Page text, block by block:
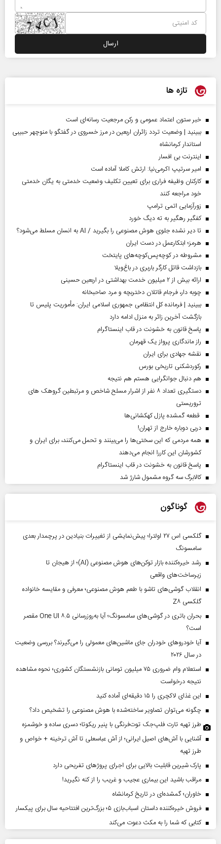
تازه ها
خبر ستون اعتماد عمومی و رکن مرجعیت رسانه‌ای است
ببینید | وضعیت تردد زائران اربعین در مرز خسروی در گفتگو با منوچهر حبیبی
استاندار کرمانشاه
اینترنت بی افسار
امیر سرتیپ اکرمی‌نیا: ارتش کاملا آماده است
کارکنان وظیفه فراری برای تعیین تکلیف وضعیت خدمتی به یگان خدمتی
خود مراجعه کنند
زورآزمایی اتمی ترامپ
کفگیر رهگیر به ته دیگ خورد
تا دیر نشده جلوی هوش مصنوعی را بگیرید / AI به انسان مسلط می‌شود؟
هرمز؛ ابتکارعمل در دست ایران
مشروطه در کوچه‌پس‌کوچه‌های پایتخت
بازداشت قاتل کارگر باربری در باغ‌ویلا
ارائه بیش از ۲ میلیون خدمت بهداشتی در اربعین حسینی
چوبه دار، فرجام قاتلان دختربچه و مرد صاحبخانه
ببینید | فرمانده کل انتظامی جمهوری اسلامی ایران­: مأموریت پلیس تا
بازگشت آخرین زائر به منزل ادامه دارد
پاسخ قانون به خشونت در قاب اینستاگرام
راز ماندگاری پرواز یک قهرمان
نقشه جهادی برای ایران
رکوردشکنی تاریخی بورس
هم دنبال جوانگرایی هستم هم نتیجه
دستگیری تعداد ۸ نفر از اشرار مسلح شاخص و مرتبطین گروهک های
تروریستی
قطعه گمشده پازل کهکشانی‌ها
دربی دوباره خارج از تهران!
همه مردمی که این سختی‌ها را می‌بینند و تحمل می‌کنند، برای ایران و
کشورشان این کاررا انجام می‌دهند
پاسخ قانون به خشونت در قاب اینستاگرام
کالابرگ سه گروه مشمول شارژ شد
گوناگون
گلکسی اس ۲۷ اولترا؛ پیش‌نمایشی از تغییرات بنیادین در پرچمدار بعدی
سامسونگ
رشد خیره‌کننده بازار توکن‌های هوش مصنوعی (AI)؛ از هیجان تا
زیرساخت‌های واقعی
انقلاب گوشی‌های تاشو‌ با طعم هوش مصنوعی؛ معرفی و مقایسه خانواده
گلکسی Z۸
بحران باتری در گوشی‌های سامسونگ؛ آیا به‌روزرسانی One UI ۸.۵ مقصر
است؟
آیا خودروهای خودران جای ماشین‌های معمولی را می‌گیرند؟ بررسی وضعیت
در سال ۲۰۲۶
استعلام وام ضروری ۷۵ میلیون تومانی بازنشستگان کشوری؛ نحوه مشاهده
نتیجه درخواست
این غذای لاکچری را ۱۵ دقیقه‌ای آماده کنید
چگونه می‌توان تصاویر ساخته‌شده با هوش مصنوعی را تشخیص داد؟
طرز تهیه تارت فلپ‌جک توت‌فرنگی با پنیر ریکوتا؛ دسری ساده و خوشمزه
آشنایی با آش‌های اصیل ایرانی؛ از آش عباسعلی تا آش ترخینه + خواص و
طرز تهیه
پارک شیرین قابلیت‌ بالایی برای اجرای پروژهای تفریحی دارد
مراقب باشید این بیماری عجیب و غریب را از کنه نگیرید!
خاوران؛ گمشده‌ای در تاریخ کرمانشاه
فروش خیره‌کننده داستان اسباب‌بازی ۵؛ بزرگ‌ترین افتتاحیه سال برای پیکسار
کتابی که شما را به مکث دعوت می‌کند